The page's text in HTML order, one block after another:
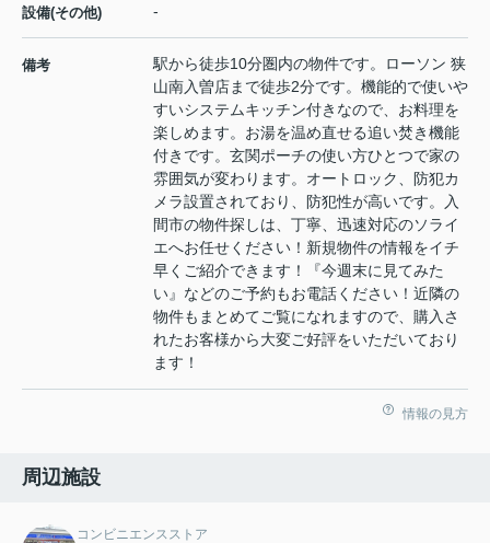
設備(その他) -
備考
駅から徒歩10分圏内の物件です。ローソン 狭
山南入曽店まで徒歩2分です。機能的で使いや
すいシステムキッチン付きなので、お料理を
楽しめます。お湯を温め直せる追い焚き機能
付きです。玄関ポーチの使い方ひとつで家の
雰囲気が変わります。オートロック、防犯カ
メラ設置されており、防犯性が高いです。入
間市の物件探しは、丁寧、迅速対応のソライ
エへお任せください！新規物件の情報をイチ
早くご紹介できます！『今週末に見てみた
い』などのご予約もお電話ください！近隣の
物件もまとめてご覧になれますので、購入さ
れたお客様から大変ご好評をいただいており
ます！
情報の見方
周辺施設
コンビニエンスストア